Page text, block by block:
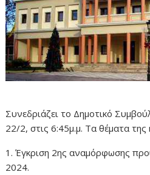
Συνεδριάζει το Δημοτικό
22/2, στις 6:45μ.μ. Τα θέματα της
1. Έγκριση 2ης αναμόρφωσης
2024.